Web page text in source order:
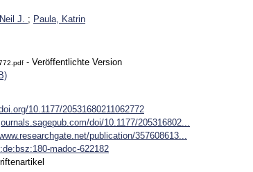
J. ; Paula, Katrin
- Veröffentlichte Version
10.1177/20531680211062772
doi/10.1177/205316802...
publication/357608613...
madoc-622182